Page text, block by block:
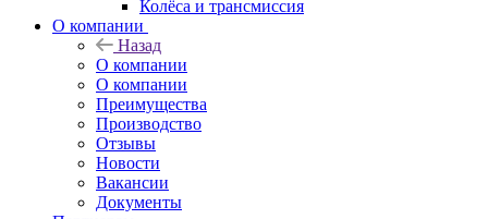
Колёса и трансмиссия
О компании
Назад
О компании
О компании
Преимущества
Производство
Отзывы
Новости
Вакансии
Документы